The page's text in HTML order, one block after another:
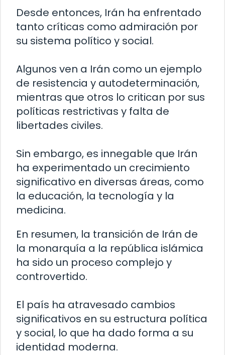
Desde entonces, Irán ha enfrentado
tanto críticas como admiración por
su sistema político y social.
Algunos ven a Irán como un ejemplo
de resistencia y autodeterminación,
mientras que otros lo critican por sus
políticas restrictivas y falta de
libertades civiles.
Sin embargo, es innegable que Irán
ha experimentado un crecimiento
significativo en diversas áreas, como
la educación, la tecnología y la
medicina.
En resumen, la transición de Irán de
la monarquía a la república islámica
ha sido un proceso complejo y
controvertido.
El país ha atravesado cambios
significativos en su estructura política
y social, lo que ha dado forma a su
identidad moderna.